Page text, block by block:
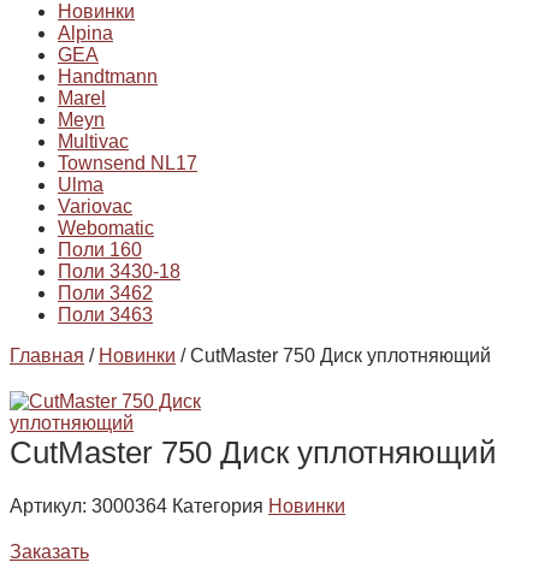
Новинки
Alpina
GEA
Handtmann
Marel
Meyn
Multivac
Townsend NL17
Ulma
Variovac
Webomatic
Поли 160
Поли 3430-18
Поли 3462
Поли 3463
Главная / Новинки / CutMaster 750 Диск уплотняющий
CutMaster 750 Диск уплотняющий
Артикул: 3000364 Категория Новинки
Заказать